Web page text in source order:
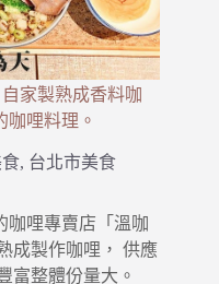
家製熟成香料咖
咖哩料理。
, 台北市美食
咖哩專賣店「溫咖
成製作咖哩， 供應
富整體份量大。